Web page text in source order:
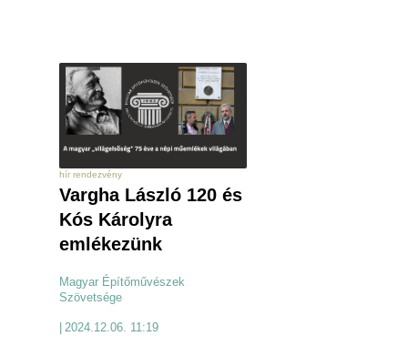
hír rendezvény
Vargha László 120 és
Kós Károlyra
emlékezünk
Magyar Építőművészek
Szövetsége
| 2024.12.06. 11:19